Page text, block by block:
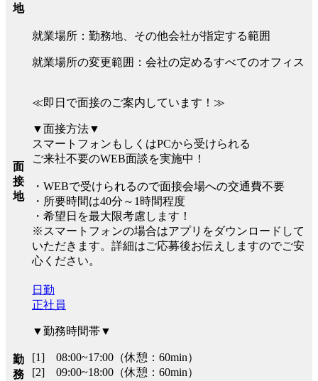
地
就業場所：勤務地、その他会社が指定する範囲
就業場所の変更範囲：会社の定めるすべてのオフィス
面
接
地
≪即日で面接のご案内しています！≫
▼面接方法▼
スマートフォンもしくはPCから受けられる
ご来社不要のWEB面談を実施中！
・WEBで受けられるので面接会場への交通費不要
・所要時間は40分～1時間程度
・希望日を最大限考慮します！
※スマートフォンの場合はアプリをダウンロードして
いただきます。詳細はご応募後お伝えしますのでご安
心ください。
勤
務
日勤
正社員
▼勤務時間帯▼
[1] 08:00~17:00（休憩：60min）
[2] 09:00~18:00（休憩：60min）